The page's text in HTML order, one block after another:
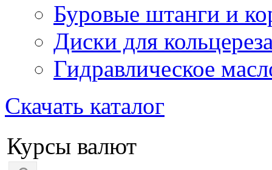
Буровые штанги и
Диски для
Гидравлическое
Скачать каталог
Курсы валют